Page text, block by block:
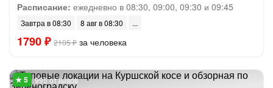
Расписание: ежедневно в 08:30, 09:00, 09:30 и 09:45
Завтра в 08:30 8 авг в 08:30
1790 ₽ 2105 ₽ за человека
995 отзывов